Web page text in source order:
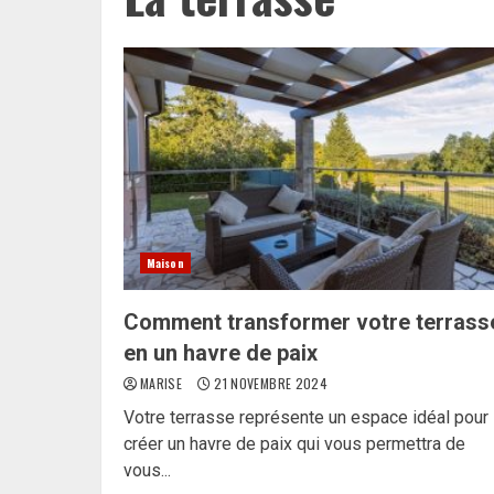
Maison
Comment transformer votre
en un havre de paix
MARISE 21 NOVEMBRE 2024
Votre terrasse représente un espace idéal pour
créer un havre de paix qui vous permettra de
vous...